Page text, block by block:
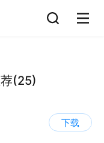
(25)
下载